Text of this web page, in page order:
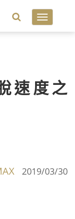
Toggle
速度之
2019/03/30